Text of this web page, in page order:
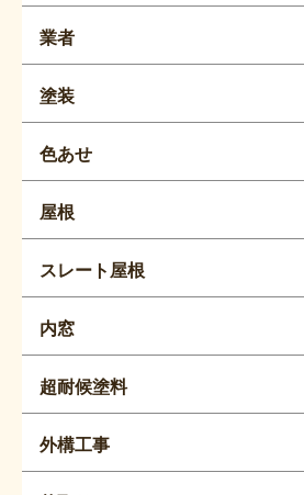
業者
塗装
色あせ
屋根
スレート屋根
内窓
超耐候塗料
外構工事